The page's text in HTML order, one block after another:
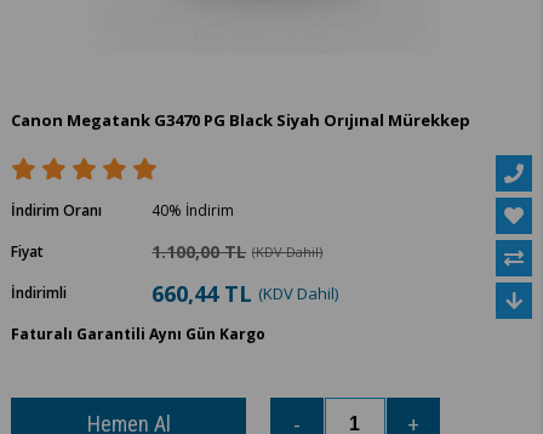
Canon Megatank G3470 PG Black Siyah Orıjınal Mürekkep
İndirim Oranı %
40
İndirim
Fiyat
1.100,00 TL (KDV Dahil)
İndirimli 660,44 TL (KDV Dahil)
Faturalı Garantili Aynı Gün Kargo